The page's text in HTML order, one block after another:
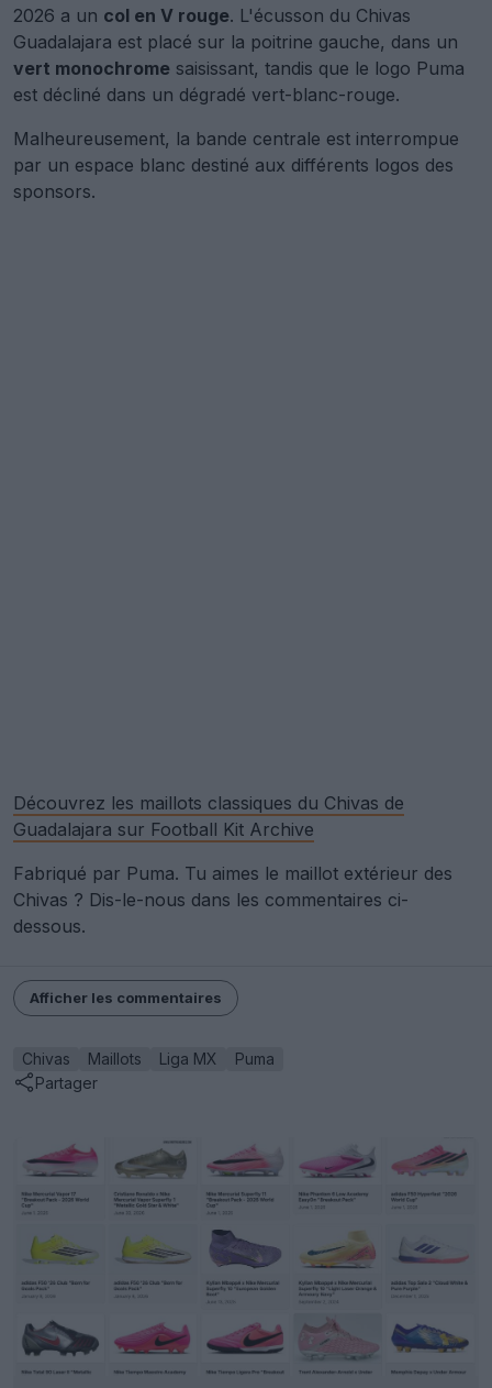
2026 a un col en V rouge. L'écusson du Chivas
Guadalajara est placé sur la poitrine gauche, dans un
vert monochrome saisissant, tandis que le logo Puma
est décliné dans un dégradé vert-blanc-rouge.
Malheureusement, la bande centrale est interrompue
par un espace blanc destiné aux différents logos des
sponsors.
Découvrez les maillots classiques du Chivas de
Guadalajara sur Football Kit Archive
Fabriqué par Puma. Tu aimes le maillot extérieur des
Chivas ? Dis-le-nous dans les commentaires ci-
dessous.
Afficher les commentaires
Chivas Maillots Liga MX
Puma
Partager